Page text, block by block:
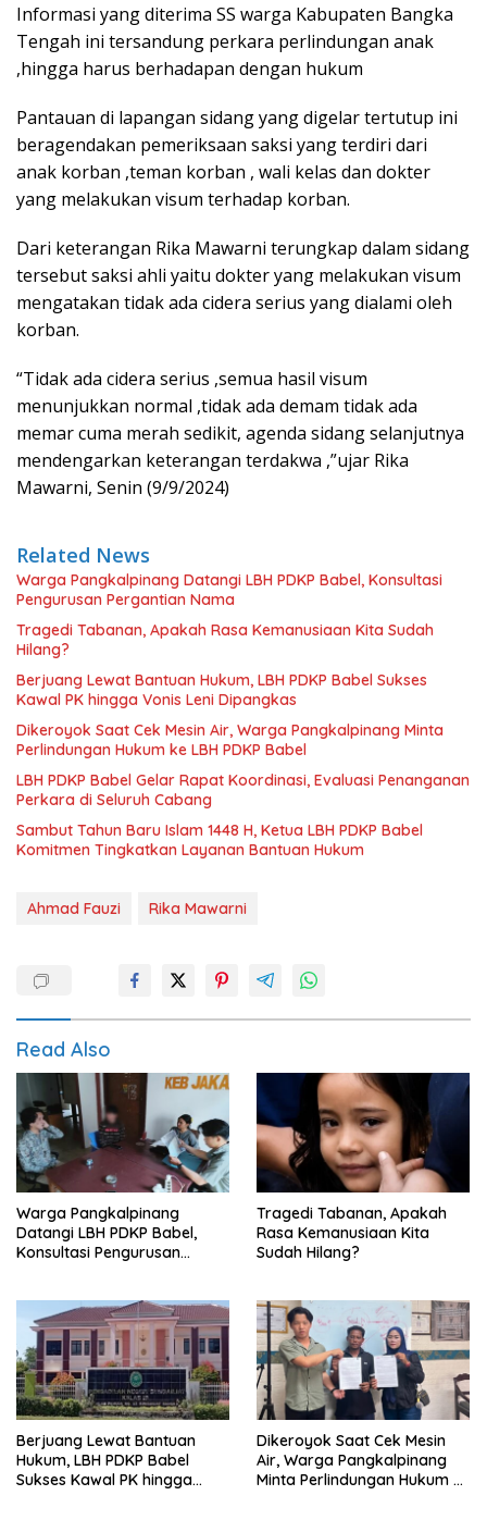
Informasi yang diterima SS warga Kabupaten Bangka
Tengah ini tersandung perkara perlindungan anak
,hingga harus berhadapan dengan hukum
Pantauan di lapangan sidang yang digelar tertutup ini
beragendakan pemeriksaan saksi yang terdiri dari
anak korban ,teman korban , wali kelas dan dokter
yang melakukan visum terhadap korban.
Dari keterangan Rika Mawarni terungkap dalam sidang
tersebut saksi ahli yaitu dokter yang melakukan visum
mengatakan tidak ada cidera serius yang dialami oleh
korban.
“Tidak ada cidera serius ,semua hasil visum
menunjukkan normal ,tidak ada demam tidak ada
memar cuma merah sedikit, agenda sidang selanjutnya
mendengarkan keterangan terdakwa ,”ujar Rika
Mawarni, Senin (9/9/2024)
Related News
Warga Pangkalpinang Datangi LBH PDKP Babel, Konsultasi
Pengurusan Pergantian Nama
Tragedi Tabanan, Apakah Rasa Kemanusiaan Kita Sudah
Hilang?
Berjuang Lewat Bantuan Hukum, LBH PDKP Babel Sukses
Kawal PK hingga Vonis Leni Dipangkas
Dikeroyok Saat Cek Mesin Air, Warga Pangkalpinang Minta
Perlindungan Hukum ke LBH PDKP Babel
LBH PDKP Babel Gelar Rapat Koordinasi, Evaluasi Penanganan
Perkara di Seluruh Cabang
Sambut Tahun Baru Islam 1448 H, Ketua LBH PDKP Babel
Komitmen Tingkatkan Layanan Bantuan Hukum
Ahmad Fauzi Rika Mawarni
Read Also
Warga Pangkalpinang
Datangi LBH PDKP Babel,
Konsultasi Pengurusan
Tragedi Tabanan, Apakah
Rasa Kemanusiaan Kita
Sudah Hilang?
Berjuang Lewat Bantuan
Hukum, LBH PDKP Babel
Sukses Kawal PK hingga
Dikeroyok Saat Cek Mesin
Air, Warga Pangkalpinang
Minta Perlindungan Hukum ke